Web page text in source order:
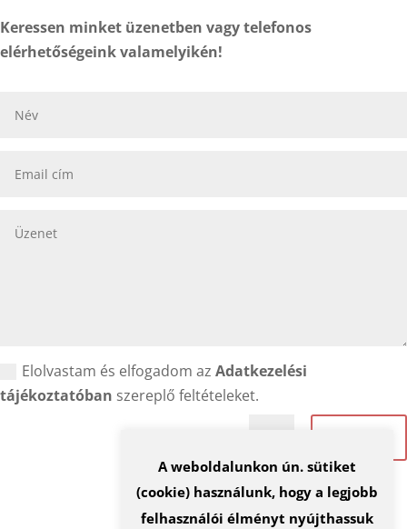
Keressen minket üzenetben vagy telefonos
elérhetőségeink valamelyikén!
Elolvastam és elfogadom azAdatkezelési
tájékoztatóban szereplő feltételeket.
A weboldalunkon ún. sütiket
(cookie) használunk, hogy a legjobb
felhasználói élményt nyújthassuk